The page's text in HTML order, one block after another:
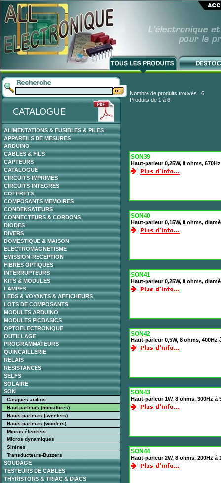
ALIMENTATIONS & FUSIBLES & PILES
APPAREILS DE MESURES
ARDUINO
CABLES & FILS
CAPTEURS
CATALOGUE
CIRCUITS-IMPRIMES
CIRCUITS-INTEGRES
COFFRETS
COMPOSANTS MEMOIRES
CONDENSATEURS
CONNECTEURS & CORDONS
DIODES
DIVERS
DOMESTIQUE & MAISON
ELECTROMAGNETISME
EMISSION-RECEPTION
FIBRES OPTIQUES
INTERRUPTEURS
KITS & MODULES
LAMPES
LEDS & VOYANTS & AFFICHEURS
LOTS DE COMPOSANTS
MODULES ARDUINO
MODULES PICBASICS
OPTOELECTRONIQUE
OUTILLAGE
PROGRAMMATEURS
QUINCAILLERIE
RELAIS
RESISTANCES
SELFS
SOLAIRE
SON
Casques audios
Haut-parleurs (miniatures)
Hauts-parleurs (tweeters)
Hauts-parleurs (woofers)
Micros électrets
Micros dynamiques
Sirènes
Transducteurs-Buzzers
SOUDAGE
TESTEURS DE CABLES
THYRISTORS & TRIAC & DIACS
Nombre de produits trouvés : 6
Produits de 1 à 6
SON39
Haut-parleur 0,25W, 8 ohms,
SON40
Haut-parleur 0,15W, 8 ohms,
SON41
Haut-parleur 0,25W, 8 ohms,
SON42
Haut-parleur 0,5W, 8 ohms, 400Hz
SON43
Haut-parleur 1W, 8 ohms, 300Hz à
SON44
Haut-parleur 2W, 8 ohms, 200Hz à